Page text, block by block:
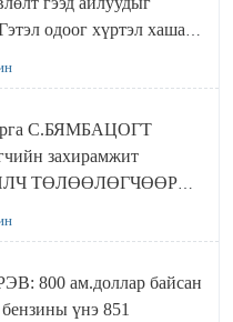
одоог хүртэл хашаа
С.БЯМБАЦОГТ
захирамжит
ТӨЛӨӨЛӨГЧӨӨР
800 ам.доллар байсан
үнэ 851